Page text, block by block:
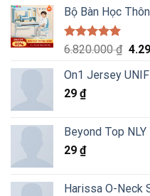
Bộ Bàn Học
Được xếp
5 sao
6.820.000₫ Giá
là:
On1 Jersey UNIF
29 ₫
Beyond Top NLY
29 ₫
Harissa O-Neck